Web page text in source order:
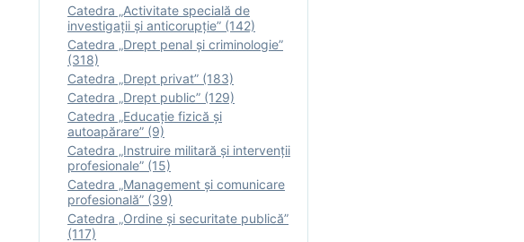
Catedra „Activitate specială de
investigaţii şi anticorupție” (142)
Catedra „Drept penal și criminologie”
(318)
Catedra „Drept privat” (183)
Catedra „Drept public” (129)
Catedra „Educație fizică şi
autoapărare” (9)
Catedra „Instruire militară şi intervenţii
profesionale” (15)
Catedra „Management și comunicare
profesională” (39)
Catedra „Ordine și securitate publică”
(117)